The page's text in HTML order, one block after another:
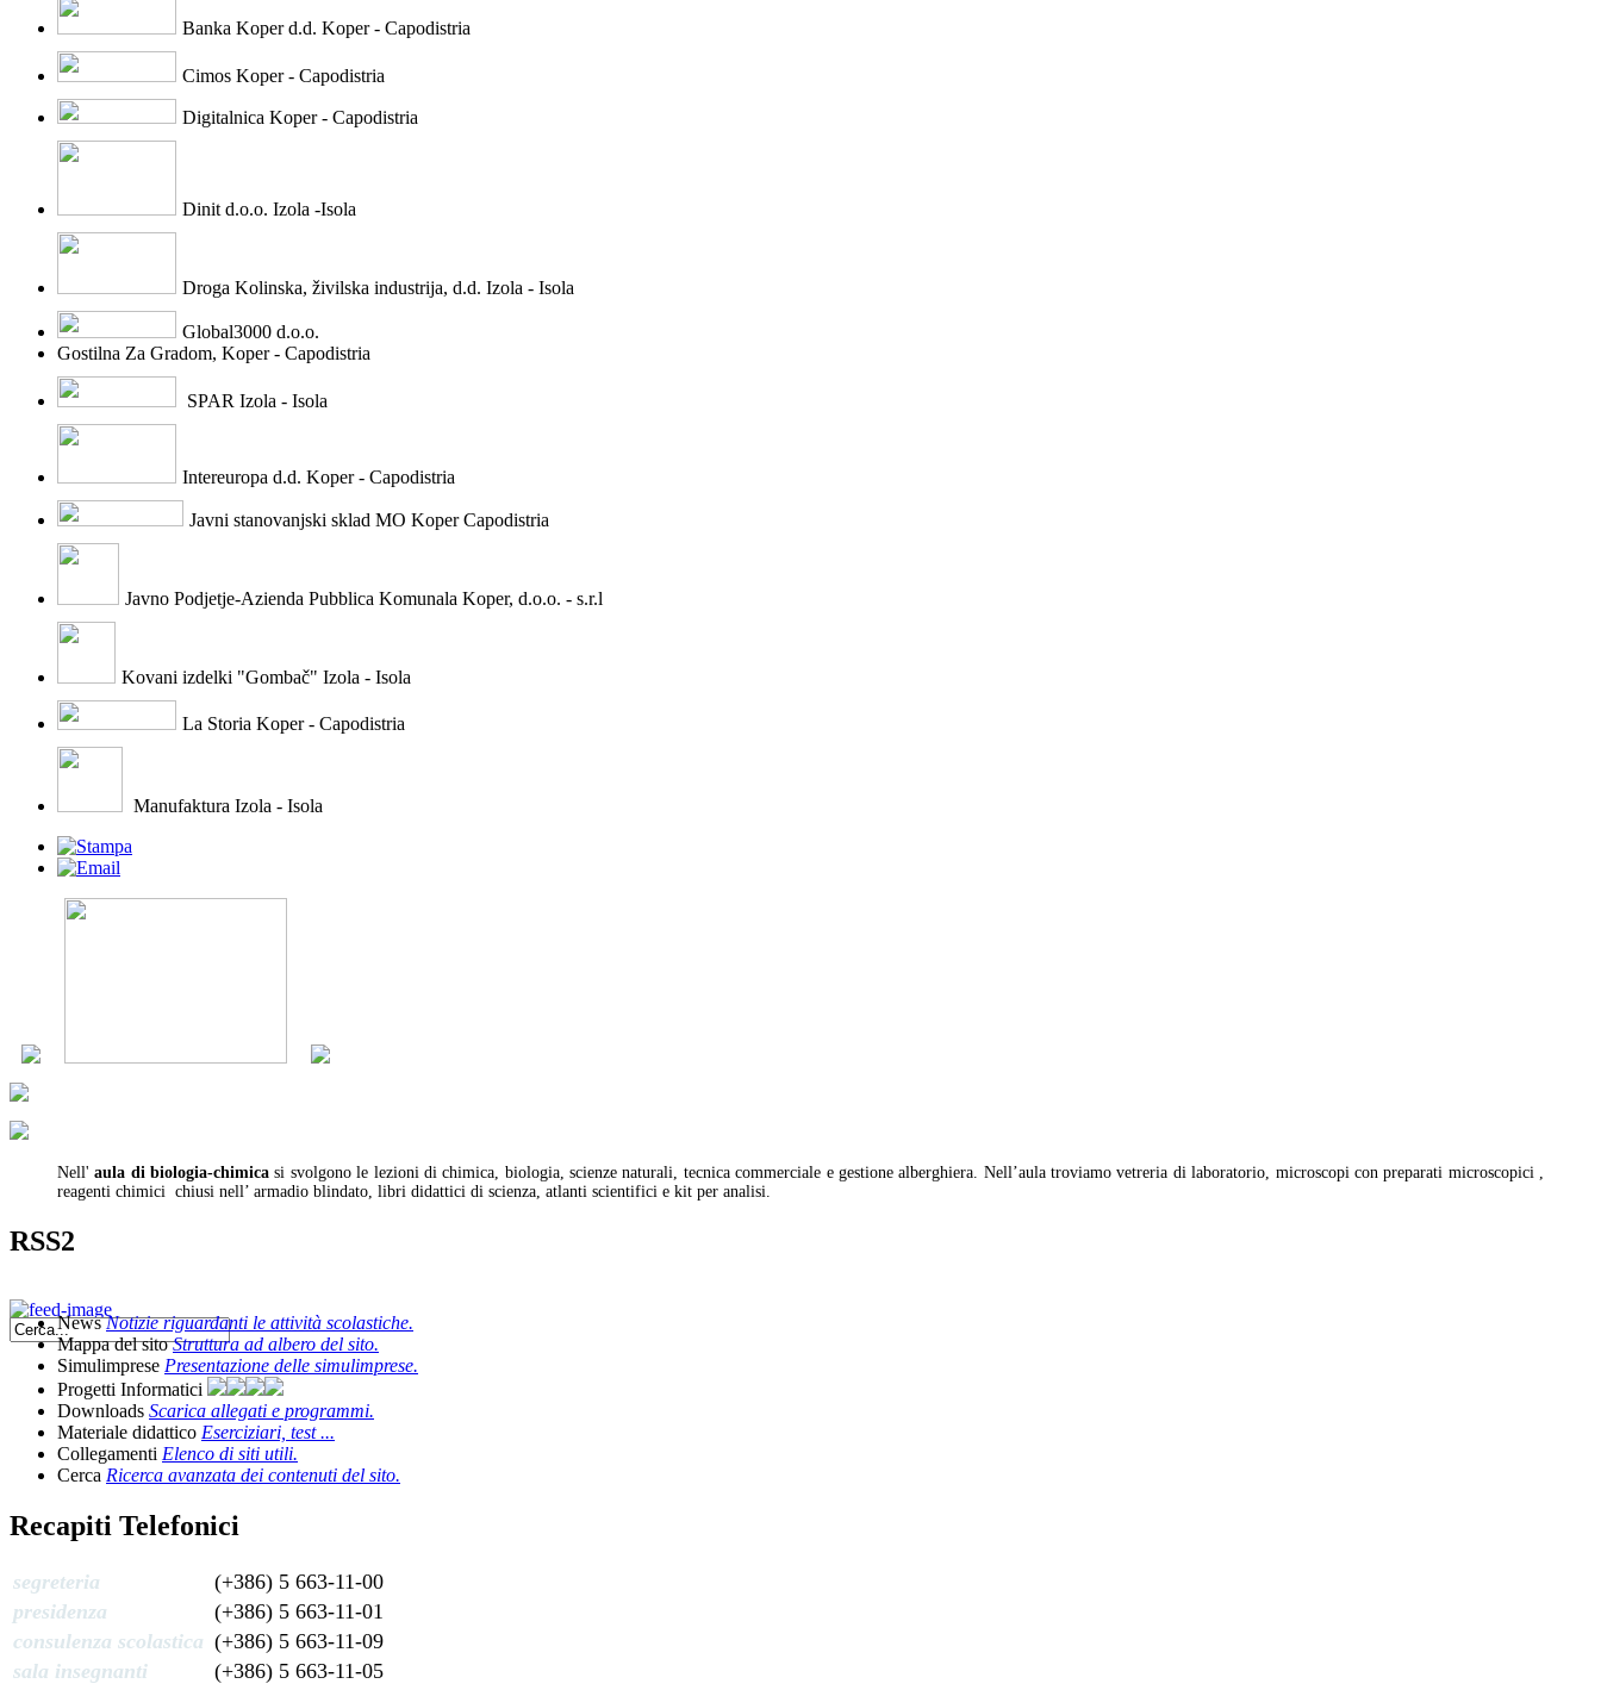
Banka Koper d.d. Koper - Capodistria
Cimos Koper - Capodistria
Digitalnica Koper - Capodistria
Dinit d.o.o. Izola -Isola
Droga Kolinska, živilska industrija, d.d. Izola - Isola
Global3000 d.o.o.
Gostilna Za Gradom, Koper - Capodistria
SPAR Izola - Isola
Intereuropa d.d. Koper - Capodistria
Javni stanovanjski sklad MO Koper Capodistria
Javno Podjetje-Azienda Pubblica Komunala Koper, d.o.o. - s.r.l
Kovani izdelki "Gombač" Izola - Isola
La Storia Koper - Capodistria
Manufaktura Izola - Isola
Nell'aula di biologia-chimica si svolgono le lezioni di chimica, biologia, scienze naturali, tecnica commerciale e gestione alberghiera. Nell’aula troviamo vetreria di laboratorio, microscopi con preparati microscopici ,
reagenti chimici chiusi nell’ armadio blindato, libri didattici di scienza, atlanti scientifici e kit per analisi.
RSS2
NewsNotizie riguardanti le attività scolastiche.
Mappa del sitoStruttura ad albero del sito.
Simulimprese Presentazione delle simulimprese.
Progetti Informatici
Downloads Scarica allegati e programmi.
Materiale didattico Eserciziari, test ...
Collegamenti Elenco di siti utili.
Cerca Ricerca avanzata dei contenuti del sito.
Recapiti Telefonici
segreteria
(+386) 5 663-11-00
presidenza
(+386) 5 663-11-01
consulenza scolastica (+386) 5 663-11-09
sala insegnanti
(+386) 5 663-11-05